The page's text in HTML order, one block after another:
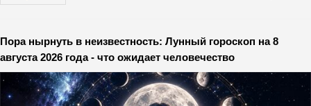
Пора нырнуть в неизвестность: Лунный гороскоп на 8
августа 2026 года - что ожидает человечество